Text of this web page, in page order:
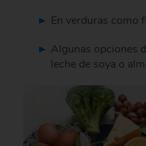
En verduras como
Algunas opciones
leche de soya o